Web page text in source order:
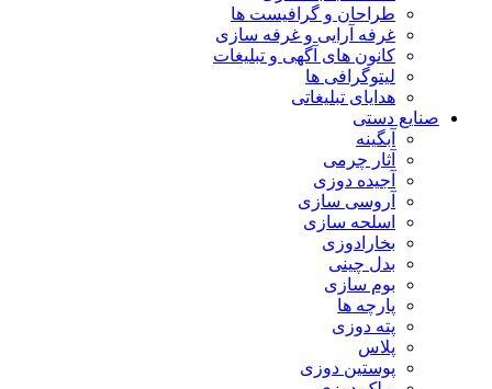
طراحان و گرافیست ها
غرفه آرایی و غرفه سازی
کانون های آگهی و تبلیغات
لیتوگرافی ها
هدایای تبلیغاتی
صنایع دستی
آبگینه
آثار چرمی
آجیده دوزی
آروسی سازی
اسلحه سازی
بخارادوزی
بدل چینی
بوم سازی
پارچه ها
پته دوزی
پلاس
پوستین دوزی